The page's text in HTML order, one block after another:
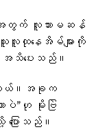
တွက် လူသားမဆန်
သူလူထုနေအိမ်များကို
အသိပေးသည်။
တယ်။အခုက
”ဟု မိုးဗြဲ
ြောသည်။